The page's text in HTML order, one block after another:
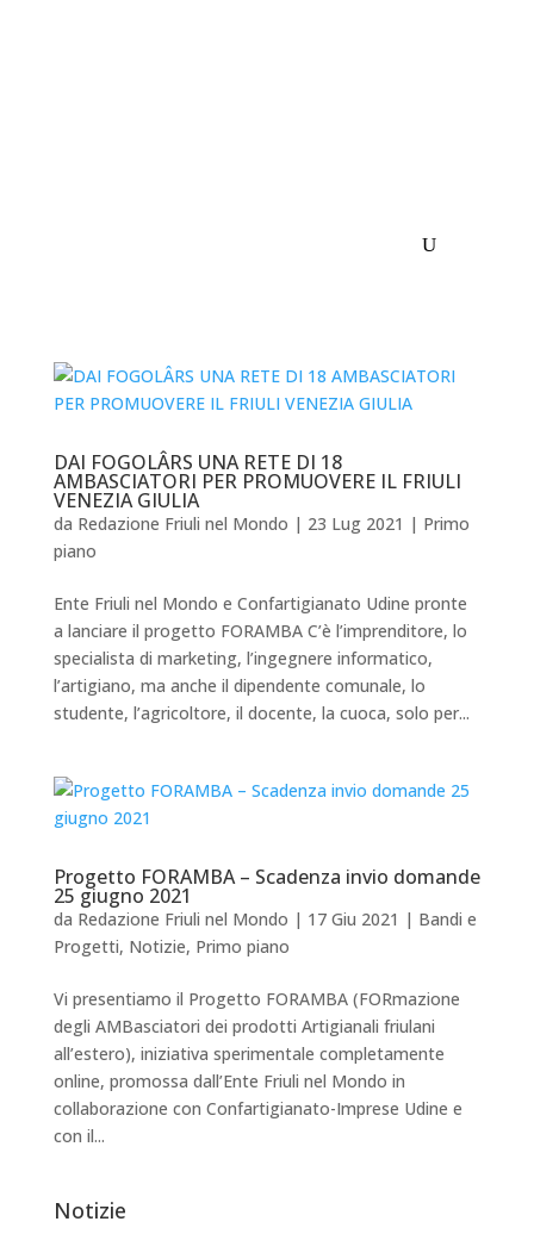
DAI FOGOLÂRS UNA RETE DI 18
AMBASCIATORI PER PROMUOVERE IL FRIULI
VENEZIA GIULIA
da Redazione Friuli nel Mondo | 23 Lug 2021 | Primo
piano
Ente Friuli nel Mondo e Confartigianato Udine pronte
a lanciare il progetto FORAMBA C’è l’imprenditore, lo
specialista di marketing, l’ingegnere informatico,
l’artigiano, ma anche il dipendente comunale, lo
studente, l’agricoltore, il docente, la cuoca, solo per...
Progetto FORAMBA – Scadenza invio domande
25 giugno 2021
da Redazione Friuli nel Mondo | 17 Giu 2021 | Bandi e
Progetti, Notizie, Primo piano
Vi presentiamo il Progetto FORAMBA (FORmazione
degli AMBasciatori dei prodotti Artigianali friulani
all’estero), iniziativa sperimentale completamente
online, promossa dall’Ente Friuli nel Mondo in
collaborazione con Confartigianato-Imprese Udine e
con il...
Notizie